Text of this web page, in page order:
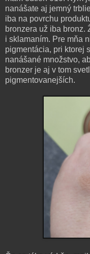
nanášate aj jemný
iba na povrchu
bronzera už iba bronz.
i sklamaním. Pre mňa
pigmentácia, pri ktorej
nanášané množstvo,
bronzer je aj v tom
pigmentovanejších.